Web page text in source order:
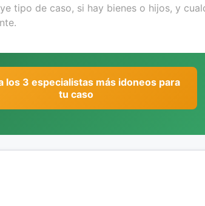
los 3 especialistas más idoneos para
tu caso